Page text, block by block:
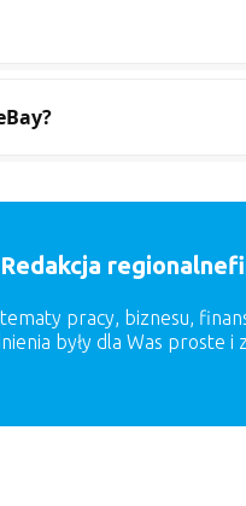
Redakcja
pracy, biznesu,
były dla Was proste i